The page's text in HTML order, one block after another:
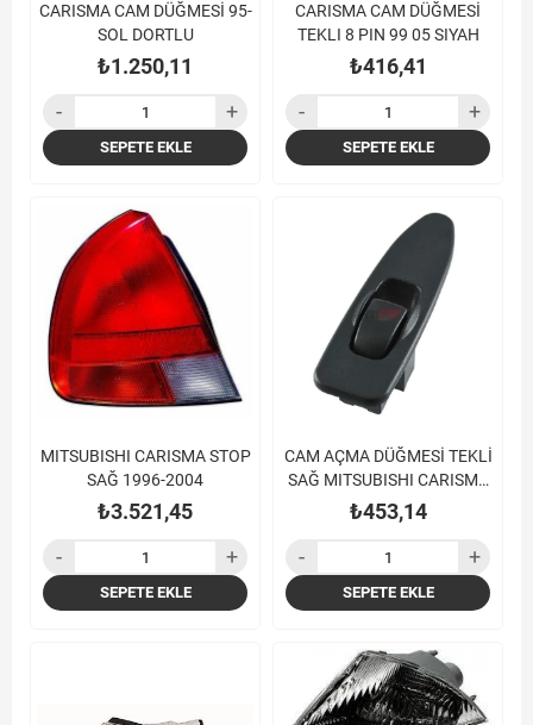
CARISMA CAM DÜĞMESİ 95-
SOL DORTLU
₺1.250,11
SEPETE EKLE
CARISMA CAM DÜĞMESİ
TEKLI 8 PIN 99 05 SIYAH
₺416,41
SEPETE EKLE
MITSUBISHI CARISMA STOP
SAĞ 1996-2004
₺3.521,45
SEPETE EKLE
CAM AÇMA DÜĞMESİ TEKLİ
SAĞ MITSUBISHI CARISMA
00-(8 PIN)
₺453,14
SEPETE EKLE